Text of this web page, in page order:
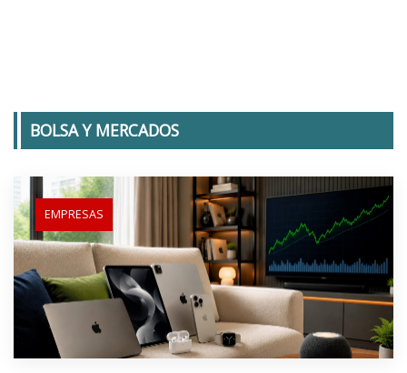
BOLSA Y MERCADOS
EMPRESAS